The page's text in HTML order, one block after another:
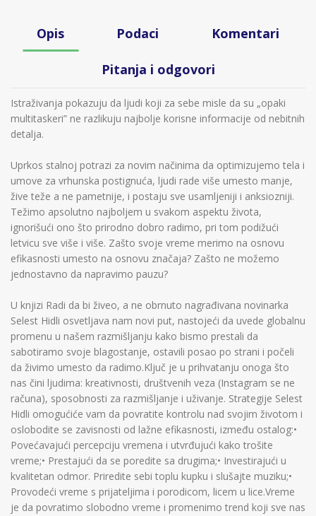
Opis Podaci Komentari
Pitanja i odgovori
Istraživanja pokazuju da ljudi koji za sebe misle da su „opaki
multitaskeri” ne razlikuju najbolje korisne informacije od nebitnih
detalja.
Uprkos stalnoj potrazi za novim načinima da optimizujemo tela i
umove za vrhunska postignuća, ljudi rade više umesto manje,
žive teže a ne pametnije, i postaju sve usamljeniji i anksiozniji.
Težimo apsolutno najboljem u svakom aspektu života,
ignorišući ono što prirodno dobro radimo, pri tom podižući
letvicu sve više i više. Zašto svoje vreme merimo na osnovu
efikasnosti umesto na osnovu značaja? Zašto ne možemo
jednostavno da napravimo pauzu?
U knjizi Radi da bi živeo, a ne obrnuto nagrađivana novinarka
Selest Hidli osvetljava nam novi put, nastojeći da uvede globalnu
promenu u našem razmišljanju kako bismo prestali da
sabotiramo svoje blagostanje, ostavili posao po strani i počeli
da živimo umesto da radimo.Ključ je u prihvatanju onoga što
nas čini ljudima: kreativnosti, društvenih veza (Instagram se ne
računa), sposobnosti za razmišljanje i uživanje. Strategije Selest
Hidli omogućiće vam da povratite kontrolu nad svojim životom i
oslobodite se zavisnosti od lažne efikasnosti, između ostalog:•
Povećavajući percepciju vremena i utvrđujući kako trošite
vreme;• Prestajući da se poredite sa drugima;• Investirajući u
kvalitetan odmor. Priredite sebi toplu kupku i slušajte muziku;•
Provodeći vreme s prijateljima i porodicom, licem u lice.Vreme
je da povratimo slobodno vreme i promenimo trend koji sve nas